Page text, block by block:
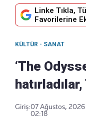
Linke Tıkla,
Favorilerine
KÜLTÜR - SANAT
‘The
Giriş:07 Ağustos, 2026
02:18